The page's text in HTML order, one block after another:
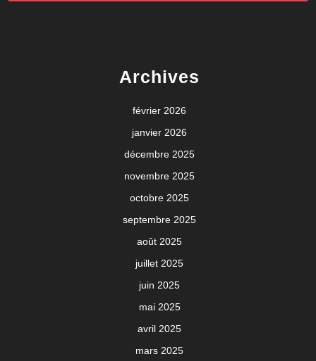
Archives
février 2026
janvier 2026
décembre 2025
novembre 2025
octobre 2025
septembre 2025
août 2025
juillet 2025
juin 2025
mai 2025
avril 2025
mars 2025